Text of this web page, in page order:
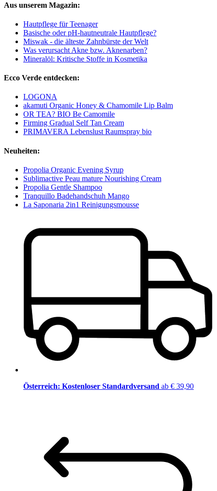
Aus unserem Magazin:
Hautpflege für Teenager
Basische oder pH-hautneutrale Hautpflege?
Miswak - die älteste Zahnbürste der Welt
Was verursacht Akne bzw. Aknenarben?
Mineralöl: Kritische Stoffe in Kosmetika
Ecco Verde entdecken:
LOGONA
akamuti Organic Honey & Chamomile Lip Balm
OR TEA? BIO Be Camomile
Firming Gradual Self Tan Cream
PRIMAVERA Lebenslust Raumspray bio
Neuheiten:
Propolia Organic Evening Syrup
Sublimactive Peau mature Nourishing Cream
Propolia Gentle Shampoo
Tranquillo Badehandschuh Mango
La Saponaria 2in1 Reinigungsmousse
Österreich: Kostenloser Standardversand ab € 39,90